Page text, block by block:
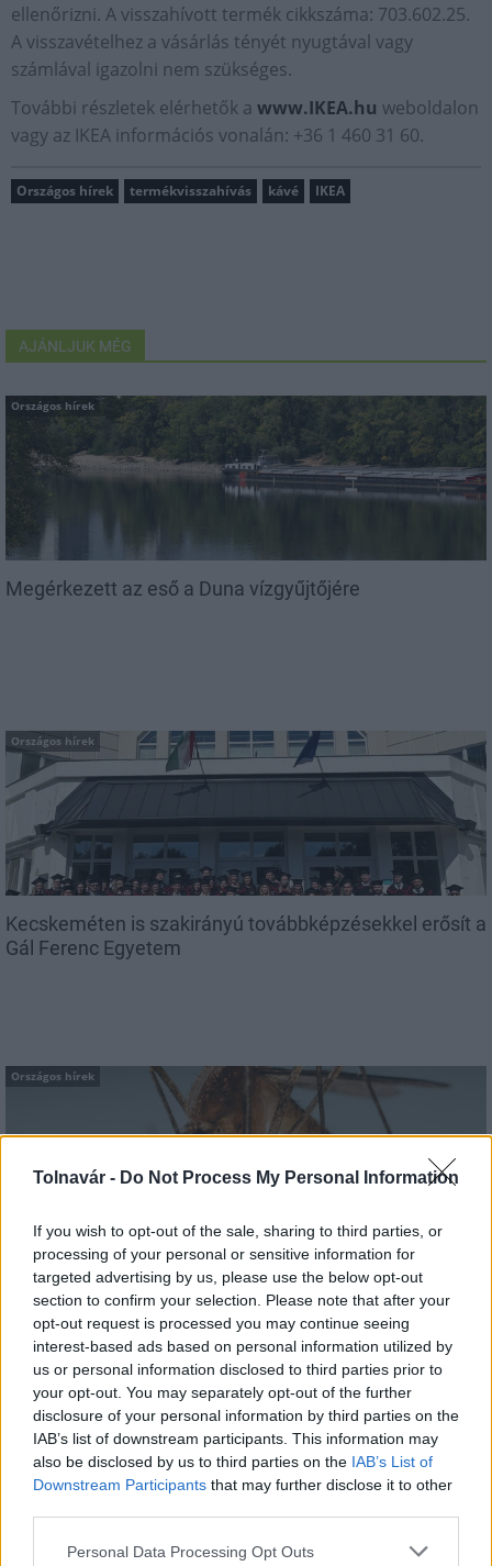
Tolnavár - Do Not Process My Personal Information
If you wish to opt-out of the sale, sharing to third parties, or
processing of your personal or sensitive information for
targeted advertising by us, please use the below opt-out
section to confirm your selection. Please note that after your
opt-out request is processed you may continue seeing
interest-based ads based on personal information utilized by
us or personal information disclosed to third parties prior to
your opt-out. You may separately opt-out of the further
disclosure of your personal information by third parties on the
IAB’s list of downstream participants. This information may
also be disclosed by us to third parties on the IAB’s List of
Downstream Participants that may further disclose it to other
Please note that this website/app uses one or more Google
Personal Data Processing Opt Outs
ellenőrizni. A visszahívott termék cikkszáma: 703.602.25.
A visszavételhez a vásárlás tényét nyugtával vagy
számlával igazolni nem szükséges.
További részletek elérhetők a www.IKEA.hu weboldalon
vagy az IKEA információs vonalán: +36 1 460 31 60.
Országos hírek termékvisszahívás kávé IKEA
AJÁNLJUK MÉG
Országos hírek
Megérkezett az eső a Duna vízgyűjtőjére
Országos hírek
Kecskeméten is szakirányú továbbképzésekkel erősít a
Gál Ferenc Egyetem
Országos hírek
A lakosságra is fontos szerep hárul a szúnyoginvázió
elkerülésében
MAGYAR ÉPÍTŐK